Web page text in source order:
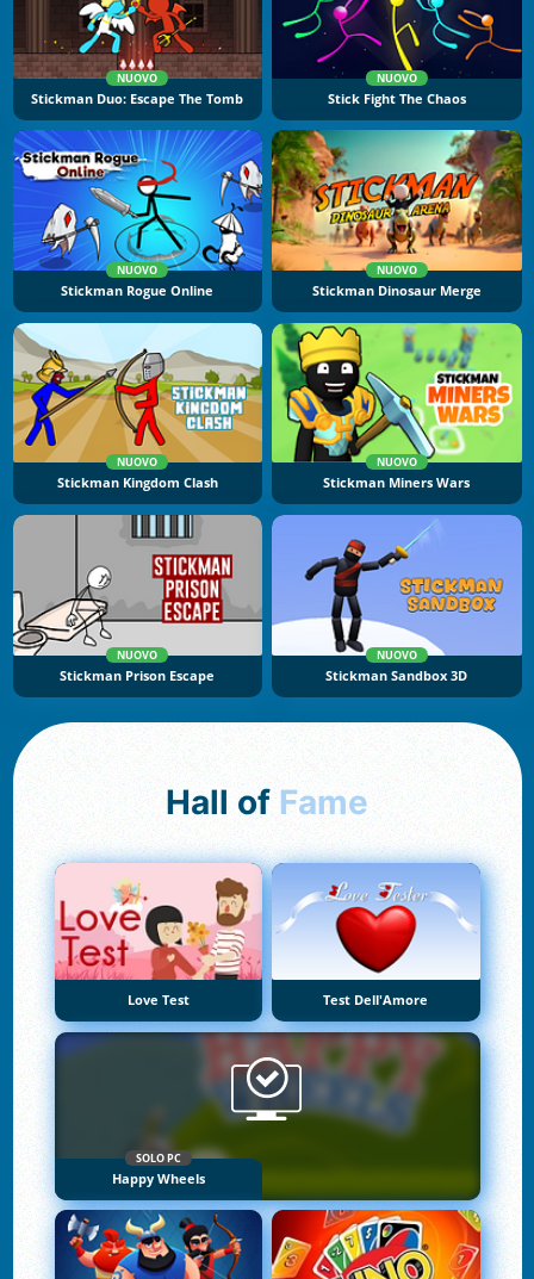
NUOVO
Stickman Duo: Escape The Tomb
NUOVO
Stick Fight The Chaos
NUOVO
Stickman Rogue Online
NUOVO
Stickman Dinosaur Merge
NUOVO
Stickman Kingdom Clash
NUOVO
Stickman Miners Wars
NUOVO
Stickman Prison Escape
NUOVO
Stickman Sandbox 3D
Hall of Fame
Love Test Test Dell'Amore
SOLO PC
Happy Wheels